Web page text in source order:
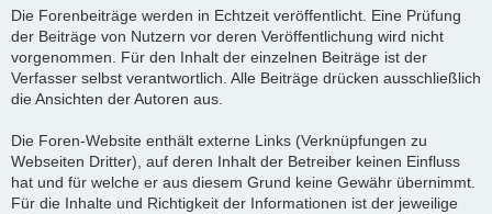
Die Forenbeiträge werden in Echtzeit veröffentlicht. Eine Prüfung
der Beiträge von Nutzern vor deren Veröffentlichung wird nicht
vorgenommen. Für den Inhalt der einzelnen Beiträge ist der
Verfasser selbst verantwortlich. Alle Beiträge drücken ausschließlich
die Ansichten der Autoren aus.
Die Foren-Website enthält externe Links (Verknüpfungen zu
Webseiten Dritter), auf deren Inhalt der Betreiber keinen Einfluss
hat und für welche er aus diesem Grund keine Gewähr übernimmt.
Für die Inhalte und Richtigkeit der Informationen ist der jeweilige